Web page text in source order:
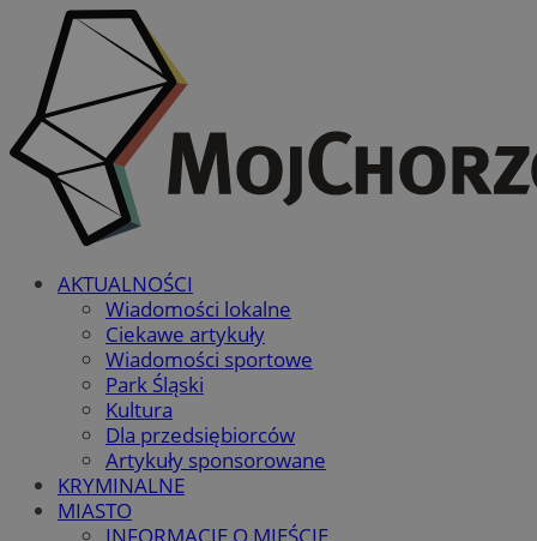
AKTUALNOŚCI
Wiadomości lokalne
Ciekawe artykuły
Wiadomości sportowe
Park Śląski
Kultura
Dla przedsiębiorców
Artykuły sponsorowane
KRYMINALNE
MIASTO